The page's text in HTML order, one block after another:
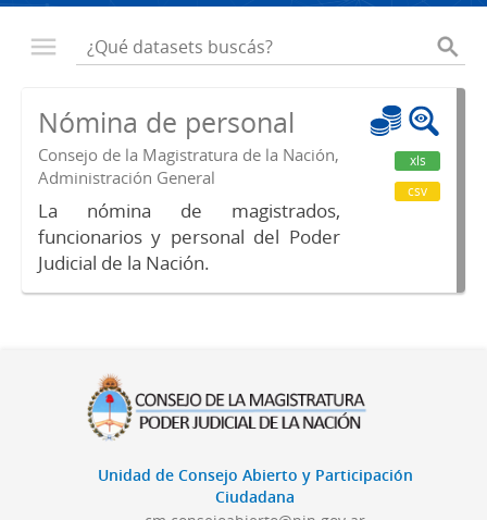
Nómina de personal
Consejo de la Magistratura de la Nación,
Administración General
La nómina de magistrados,
funcionarios y personal del Poder
Judicial de la Nación.
xls
csv
Unidad de Consejo Abierto y Participación
Ciudadana